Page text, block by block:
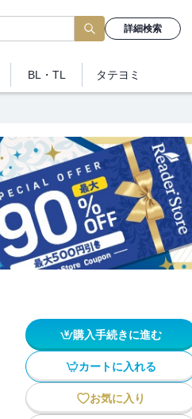
詳細検索
BL・TL タテヨミ
購入手続きに進む
カートに入れる
お気に入り